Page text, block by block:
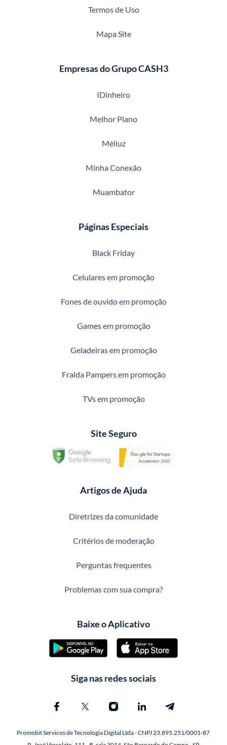
Termos de Uso
Mapa Site
Empresas do Grupo CASH3
IDinheiro
Melhor Plano
Méliuz
Minha Conexão
Muambator
Páginas Especiais
Black Friday
Celulares em promoção
Fones de ouvido em promoção
Games em promoção
Geladeiras em promoção
Fralda Pampers em promoção
TVs em promoção
Site Seguro
Artigos de Ajuda
Diretrizes da comunidade
Critérios de moderação
Perguntas frequentes
Problemas com sua compra?
Baixe o Aplicativo
Siga nas redes sociais
Promobit Servicos de Tecnologia Digital Ltda - CNPJ 23.895.251/0001-87